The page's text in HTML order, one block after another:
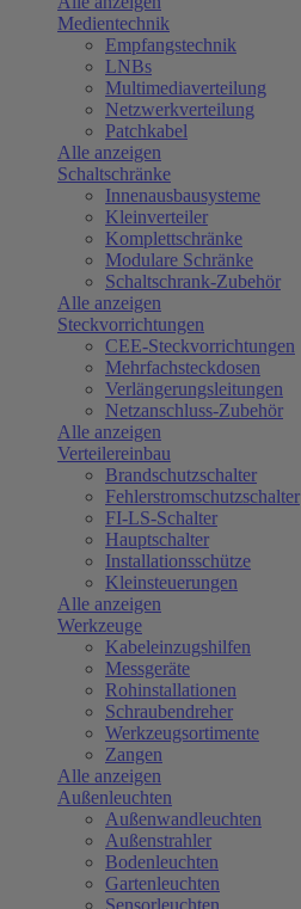
Medientechnik
Empfangstechnik
LNBs
Multimediaverteilung
Netzwerkverteilung
Patchkabel
Alle anzeigen
Schaltschränke
Innenausbausysteme
Kleinverteiler
Komplettschränke
Modulare Schränke
Schaltschrank-Zubehör
Alle anzeigen
Steckvorrichtungen
CEE-Steckvorrichtungen
Mehrfachsteckdosen
Verlängerungsleitungen
Netzanschluss-Zubehör
Alle anzeigen
Verteilereinbau
Brandschutzschalter
Fehlerstromschutzschalter
FI-LS-Schalter
Hauptschalter
Installationsschütze
Kleinsteuerungen
Alle anzeigen
Werkzeuge
Kabeleinzugshilfen
Messgeräte
Rohinstallationen
Schraubendreher
Werkzeugsortimente
Zangen
Alle anzeigen
Außenleuchten
Außenwandleuchten
Außenstrahler
Bodenleuchten
Gartenleuchten